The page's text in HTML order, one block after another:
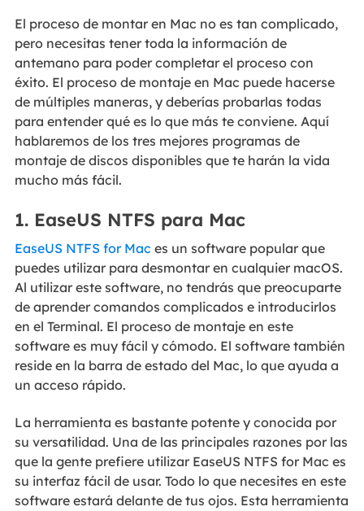
El proceso de montar en Mac no es tan complicado,
pero necesitas tener toda la información de
antemano para poder completar el proceso con
éxito. El proceso de montaje en Mac puede hacerse
de múltiples maneras, y deberías probarlas todas
para entender qué es lo que más te conviene. Aquí
hablaremos de los tres mejores programas de
montaje de discos disponibles que te harán la vida
mucho más fácil.
1. EaseUS NTFS para Mac
EaseUS NTFS for Mac es un software popular que
puedes utilizar para desmontar en cualquier macOS.
Al utilizar este software, no tendrás que preocuparte
de aprender comandos complicados e introducirlos
en el Terminal. El proceso de montaje en este
software es muy fácil y cómodo. El software también
reside en la barra de estado del Mac, lo que ayuda a
un acceso rápido.
La herramienta es bastante potente y conocida por
su versatilidad. Una de las principales razones por las
que la gente prefiere utilizar EaseUS NTFS for Mac es
su interfaz fácil de usar. Todo lo que necesites en este
software estará delante de tus ojos. Esta herramienta